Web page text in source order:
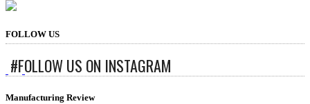
FOLLOW US
#FOLLOW US ON INSTAGRAM
Manufacturing Review